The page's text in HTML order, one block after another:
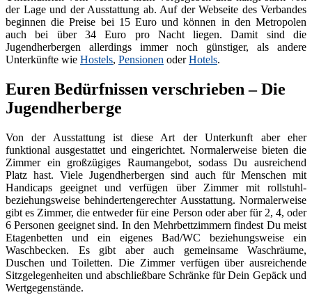
der Lage und der Ausstattung ab. Auf der Webseite des Verbandes
beginnen die Preise bei 15 Euro und können in den Metropolen
auch bei über 34 Euro pro Nacht liegen. Damit sind die
Jugendherbergen allerdings immer noch günstiger, als andere
Unterkünfte wie Hostels, Pensionen oderHotels.
Euren Bedürfnissen verschrieben – Die
Jugendherberge
Von der Ausstattung ist diese Art der Unterkunft aber eher
funktional ausgestattet und eingerichtet. Normalerweise bieten die
Zimmer ein großzügiges Raumangebot, sodass Du ausreichend
Platz hast. Viele Jugendherbergen sind auch für Menschen mit
Handicaps geeignet und verfügen über Zimmer mit rollstuhl-
beziehungsweise behindertengerechter Ausstattung. Normalerweise
gibt es Zimmer, die entweder für eine Person oder aber für 2, 4, oder
6 Personen geeignet sind. In den Mehrbettzimmern findest Du meist
Etagenbetten und ein eigenes Bad/WC beziehungsweise ein
Waschbecken. Es gibt aber auch gemeinsame Waschräume,
Duschen und Toiletten. Die Zimmer verfügen über ausreichende
Sitzgelegenheiten und abschließbare Schränke für Dein Gepäck und
Wertgegenstände.